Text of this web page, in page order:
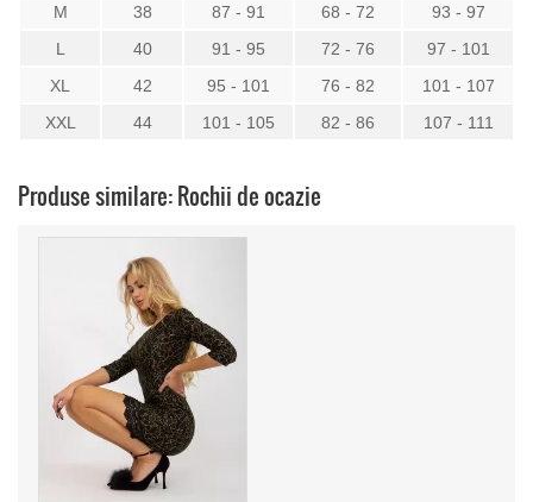
M
38 87 - 91 68 - 72
93 - 97
L
40 91 - 95 72 - 76
97 - 101
XL
42 95 - 101 76 - 82
101 - 107
XXL
44 101 - 105 82 - 86 107 - 111
Produse similare: Rochii de ocazie